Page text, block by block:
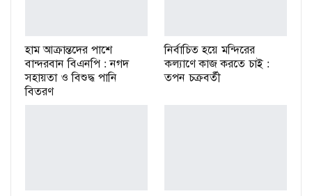
হাম আক্রান্তদের পাশে
বান্দরবান বিএনপি : নগদ
সহায়তা ও বিশুদ্ধ পানি
বিতরণ
নির্বাচিত হয়ে মন্দিরের
কল্যাণে কাজ করতে চাই :
তপন চক্রবর্তী